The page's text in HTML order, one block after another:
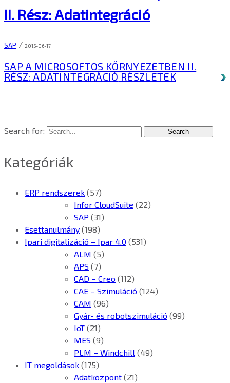
II. Rész: Adatintegráció
SAP / 2015-06-17
SAP A MICROSOFTOS KÖRNYEZETBEN II.
RÉSZ: ADATINTEGRÁCIÓ RÉSZLETEK
Search for:
Kategóriák
ERP rendszerek (57)
Infor CloudSuite (22)
SAP (31)
Esettanulmány (198)
Ipari digitalizáció – Ipar 4.0 (531)
ALM (5)
APS (7)
CAD – Creo (112)
CAE – Szimuláció (124)
CAM (96)
Gyár- és robotszimuláció (99)
IoT (21)
MES (9)
PLM – Windchill (49)
IT megoldások (175)
Adatközpont (21)